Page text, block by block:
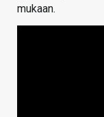
mukaan.